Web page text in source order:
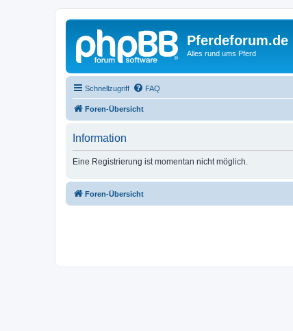
Pferdeforum.de
Alles rund ums Pferd
Schnellzugriff FAQ
Foren-Übersicht
Information
Eine Registrierung ist momentan nicht möglich.
Foren-Übersicht